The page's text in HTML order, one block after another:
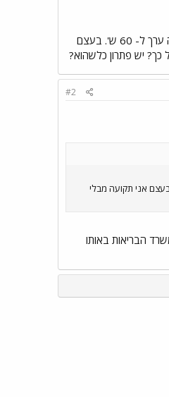
הדרגה אליה הגעתי עד היום,היא אותה דרגה שהתחלתי איתה בהתחלה, יש אפשרות רק להוסיף +, וגם זה לא נותן כלום, מבחינת תוספת בשכר זה שווה ערך ל- 60 ש'. בעצם
יש פתרון כלשהוא?
#2
אותה דרגה שהתחלתי איתה בהתחלה, יש אפשרות רק להוסיף +, וגם זה לא נותן כלום, מבחינת תוספת בשכר זה שווה ערך ל- 60 ש'. בעצם אני תקועה מבלי
הבריאות באותו